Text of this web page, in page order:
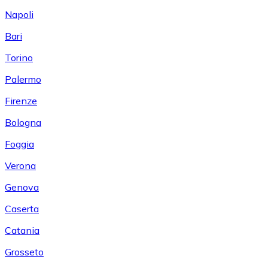
Napoli
Bari
Torino
Palermo
Firenze
Bologna
Foggia
Verona
Genova
Caserta
Catania
Grosseto